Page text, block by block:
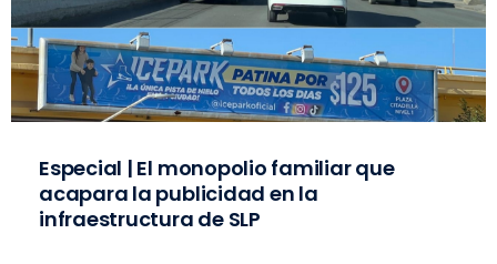
Especial | El monopolio familiar que
acapara la publicidad en la
infraestructura de SLP